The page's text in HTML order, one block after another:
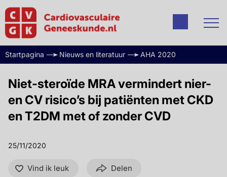
Startpagina Nieuws en literatuur AHA 2020
Niet-steroïde MRA vermindert nier-
en CV risico’s bij patiënten met CKD
en T2DM met of zonder CVD
25/11/2020
Vind ik leuk Delen